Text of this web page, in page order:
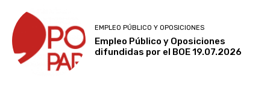
EMPLEO PÚBLICO Y OPOSICIONES
Empleo Público y Oposiciones
difundidas por el BOE 19.07.2026